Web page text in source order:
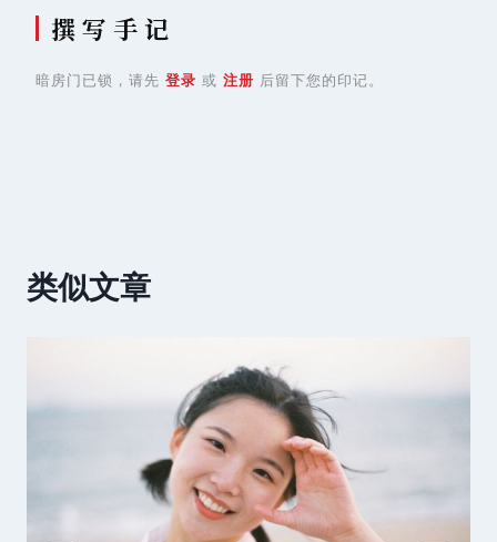
撰 写 手 记
暗房门已锁，请先 登录 或 注册 后留下您的印记。
类似文章